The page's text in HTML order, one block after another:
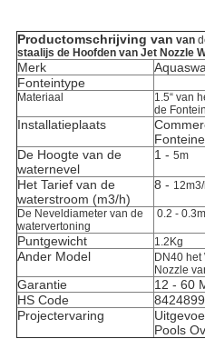
Productomschrijving van van
staalijs de Hoofden van Jet Nozzle
Merk
Fonteintype
Materiaal 1.5“ van
de
Installatieplaats
De Hoogte van de
waternevel
1 - 5m
Het Tarief van de
waterstroom (m3/h)
8 -
De Neveldiameter van de
watervertoning
0.2 - 0.3m
Puntgewicht 1.2Kg
Ander Model DN40 het
Nozzle
Garantie
12 - 60
HS Code
Projectervaring
Pools